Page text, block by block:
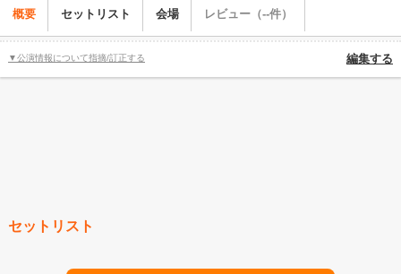
概要 セットリスト 会場 レビュー（--件）
▼公演情報について指摘/訂正する 編集する
セットリスト